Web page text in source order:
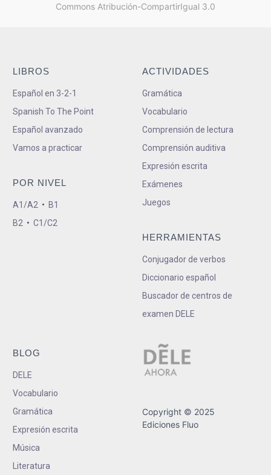
Commons Atribución-CompartirIgual 3.0
LIBROS
Español en 3-2-1
Spanish To The Point
Español avanzado
Vamos a practicar
POR NIVEL
A1/A2 • B1
B2 • C1/C2
ACTIVIDADES
Gramática
Vocabulario
Comprensión de lectura
Comprensión auditiva
Expresión escrita
Exámenes
Juegos
HERRAMIENTAS
Conjugador de verbos
Diccionario español
Buscador de centros de
examen DELE
BLOG
DELE
Vocabulario
Gramática
Expresión escrita
Música
Literatura
Copyright © 2025
Ediciones Fluo